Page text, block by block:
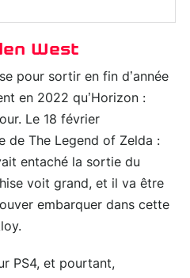
West
pour sortir en fin d’année
en 2022 qu’Horizon :
Le 18 février
de The Legend of Zelda :
entaché la sortie du
voit grand, et il va être
embarquer dans cette
PS4, et pourtant,